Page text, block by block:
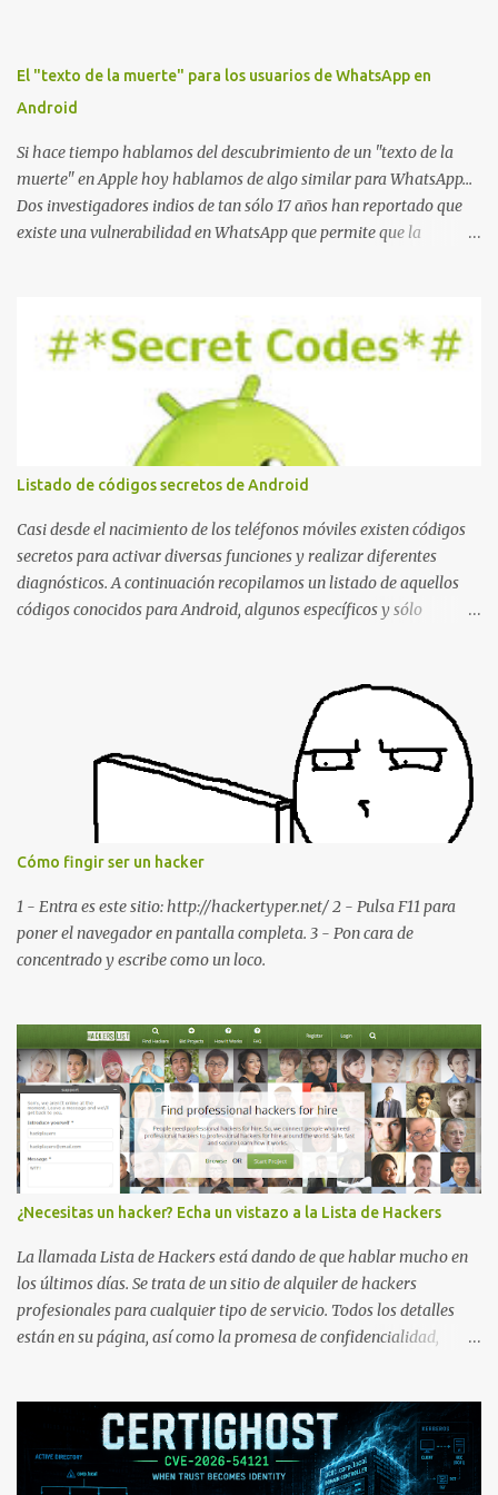
El "texto de la muerte" para los usuarios de WhatsApp en
Android
Si hace tiempo hablamos del descubrimiento de un "texto de la
muerte" en Apple hoy hablamos de algo similar para WhatsApp...
Dos investigadores indios de tan sólo 17 años han reportado que
existe una vulnerabilidad en WhatsApp que permite que la
La vulnerabilidad ha sido probada y funciona correctamente en la
mayoría de las versiones de Android y de WhatsApp incluyendo la
2.11.431 y 2.11.432. Sin embargo todavía no se ha probado en iOS y
Windows no parece ser vulnerable. Esto podría provocar que se
extienda como una pesada broma la moda de bloquear WhatsApp
a otras personas, cuyo modo de recuperar el uso de la misma sería
borrando la conversación y el historial de chat con quien
estábamos conversando. Imaginad que ocurre si este mensaje se
envía a un grupo... Fuente: Crash Your Friends' WhatsApp
Remotely with Just a Message
Listado de códigos secretos de Android
Casi desde el nacimiento de los teléfonos móviles existen códigos
secretos para activar diversas funciones y realizar diferentes
diagnósticos. A continuación recopilamos un listado de aquellos
códigos conocidos para Android, algunos específicos y sólo
IMEI del dispositivo *#*#1111#*#* : Información sobre la versión
de software FTA *#*#2222#*#* : Información sobre la v ersión
del hardware FTA *#*#1234#*#* : Información sobre la versión
de software PDA y de firmware *#*#232337#*#* : Muestra la
dirección Bluetooth del smartphone *#*#232338#*#* : Muestra
la dirección MAC del la tarjeta WiFi del dispositivo *#*#2663#*#*
: Visualiza la versión de la pantalla táctil del smartphone
*#*#3264#*#* : Muestra que versión de memoria RAM está
disponible en el smartphone o la tablet *#*#34971539#*#* :
Visualiza la información detallada d...
Cómo fingir ser un hacker
1 - Entra es este sitio: http://hackertyper.net/ 2 - Pulsa F11 para
poner el navegador en pantalla completa. 3 - Pon cara de
concentrado y escribe como un loco.
¿Necesitas un hacker? Echa un vistazo a la Lista de Hackers
La llamada Lista de Hackers está dando de que hablar mucho en
los últimos días. Se trata de un sitio de alquiler de hackers
profesionales para cualquier tipo de servicio. Todos los detalles
están en su página, así como la promesa de confidencialidad,
contratados desde la plataforma. En el sitio se asegura de que
Lista de Hackers, con identidades desconocidas, fue creada para un
"uso legal y ético", y sin embargo existen propuestas de dudosa